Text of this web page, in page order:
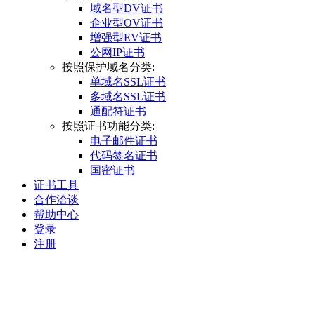
域名型DV证书
企业型OV证书
增强型EV证书
公网IP证书
按照保护域名分类:
单域名SSL证书
多域名SSL证书
通配符证书
按照证书功能分类:
电子邮件证书
代码签名证书
国密证书
证书工具
合作洽谈
帮助中心
登录
注册